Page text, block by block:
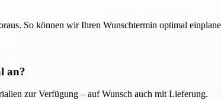
So können wir Ihren Wunschtermin optimal
an?
zur Verfügung – auf Wunsch auch mit Lieferung.